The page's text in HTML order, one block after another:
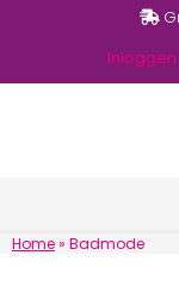
Inloggen
Home» Badmode